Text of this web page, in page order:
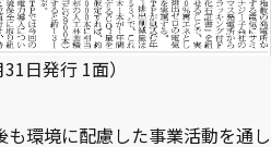
日発行 1面）
環境に配慮した事業活動を通し